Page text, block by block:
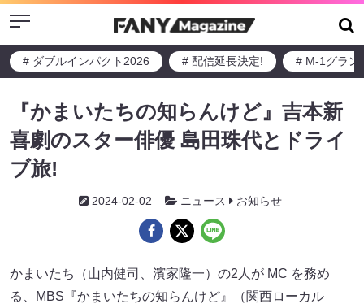
Menu
# ダブルインパクト2026 # 配信延長決定! # M-1グラン
『かまいたちの知らんけど』吉本新
喜劇のスター俳優 島田珠代とドライ
ブ旅!
2024-02-02 ニュース お知らせ
かまいたち（山内健司、濱家隆一）の2人が MC を務め
る、MBS『かまいたちの知らんけど』（関西ローカル